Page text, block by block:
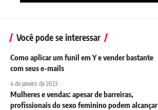
Você pode se interessar
Como aplicar um funil em Y e vender bastante
com seus e-mails
4 de janeiro de 2023
Mulheres e vendas: apesar de barreiras,
profissionais do sexo feminino podem alcançar